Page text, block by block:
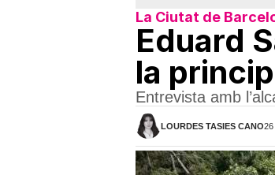
La Ciutat de
Eduard
la
Entrevista amb
LOURDES TASIES CANO26